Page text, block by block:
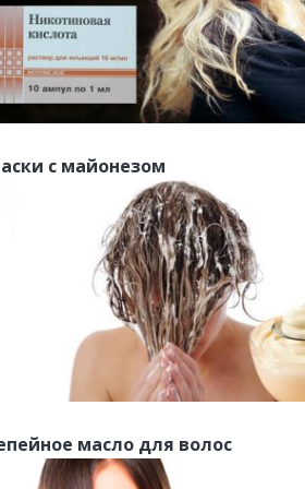
с майонезом
масло для волос